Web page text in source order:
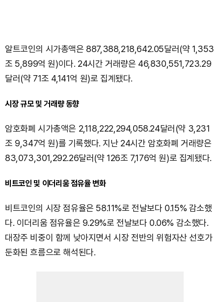
알트코인의 시가총액은 887,388,218,642.05달러(약 1,353
조 5,899억 원)이다. 24시간 거래량은 46,830,551,723.29
달러(약 71조 4,141억 원)로 집계됐다.
시장 규모 및 거래량 동향
암호화폐 시가총액은 2,118,222,294,058.24달러(약 3,231
조 9,347억 원)를 기록했다. 지난 24시간 암호화폐 거래량은
83,073,301,292.26달러(약 126조 7,176억 원)로 집계됐다.
비트코인 및 이더리움 점유율 변화
비트코인의 시장 점유율은 58.11%로 전날보다 0.15% 감소했
다. 이더리움 점유율은 9.29%로 전날보다 0.06% 감소했다.
대장주 비중이 함께 낮아지면서 시장 전반의 위험자산 선호가
둔화된 흐름으로 해석된다.